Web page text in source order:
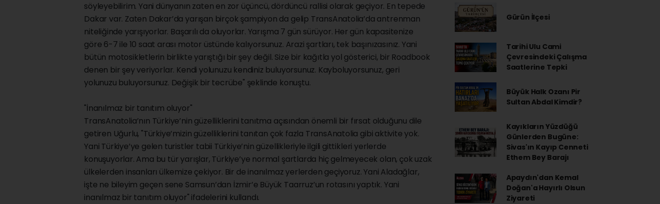
söyleyebilirim. Yani dünyanın zaten en zor üçüncü, dördüncü rallisi olarak geçiyor. En tepede
Dakar var. Zaten Dakar’da yarışan birçok şampiyon da gelip TransAnatolia’da antrenman
niteliğinde yarışıyorlar. Başarılı da oluyorlar. Yarışma 7 gün sürüyor. Her gün kapasitenize
göre 6-7 ile 10 saat arası motor üstünde kalıyorsunuz. Arazi şartları, tek başınızasınız. Yani
bütün motosikletlerin birlikte yarıştığı bir şey değil. Size bir kağıtla yol gösterici, bir Roadbook
denen bir şey veriyorlar. Kendi yolunuzu kendiniz buluyorsunuz. Kayboluyorsunuz, geri
yolunuzu buluyorsunuz. Değişik bir tecrübe" şeklinde konuştu.
"İnanılmaz bir tanıtım oluyor"
TransAnatolia’nın Türkiye’nin güzelliklerini tanıtma açısından önemli bir fırsat olduğunu dile
getiren Uğurlu, "Türkiye’mizin güzelliklerini tanıtan çok fazla TransAnatolia gibi aktivite yok.
Yani Türkiye’ye gelen turistler tabii Türkiye’nin güzellikleriyle ilgili gittikleri yerlerde
konuşuyorlar. Ama bu tür yarışlar, Türkiye’ye normal şartlarda hiç gelmeyecek olan, çok uzak
ülkelerden insanları ülkemize çekiyor. Bir de inanılmaz yerlerden geçiyoruz. Yani Aladağlar,
işte ne bileyim geçen sene Samsun’dan İzmir’e Büyük Taarruz’un rotasını yaptık. Yani
inanılmaz bir tanıtım oluyor" ifadelerini kullandı.
Gürün İlçesi
Tarihi Ulu Cami
Çevresindeki Çalışma
Saatlerine Tepki
Büyük Halk Ozanı Pir
Sultan Abdal Kimdir?
Kayıkların Yüzdüğü
Günlerden Bugüne:
Sivas'ın Kayıp Cenneti
Ethem Bey Barajı
Apaydın'dan Kemal
Doğan'a Hayırlı Olsun
Ziyareti